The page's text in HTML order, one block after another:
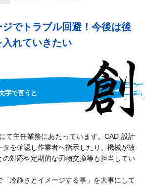
でトラブル回避！ 今後は後
れていきたい
字で言うと
て主任業務にあたっています。CAD 設計
を確認し作業者へ指示したり、機械が故
の対応や定期的な刃物交換等も担当してい
冷静さとイメージする事」を大事にして